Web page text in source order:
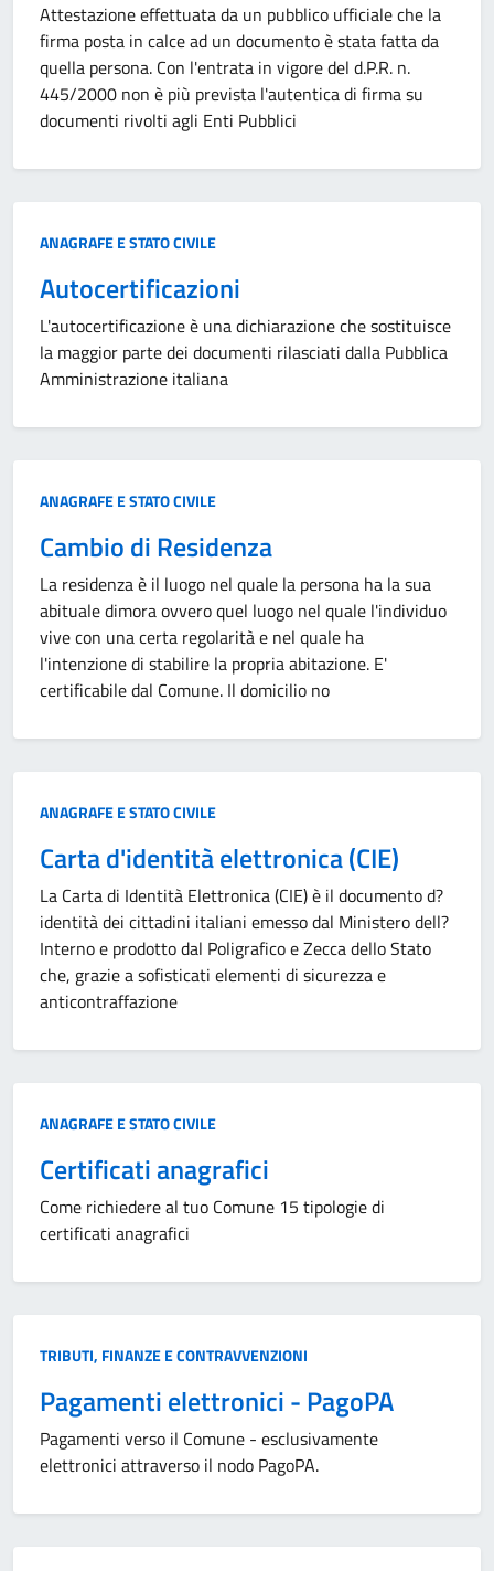
Attestazione effettuata da un pubblico ufficiale che la
firma posta in calce ad un documento è stata fatta da
quella persona. Con l'entrata in vigore del d.P.R. n.
445/2000 non è più prevista l'autentica di firma su
documenti rivolti agli Enti Pubblici
Categoria:
ANAGRAFE E STATO CIVILE
Autocertificazioni
L'autocertificazione è una dichiarazione che sostituisce
la maggior parte dei documenti rilasciati dalla Pubblica
Amministrazione italiana
Categoria:
ANAGRAFE E STATO CIVILE
Cambio di Residenza
La residenza è il luogo nel quale la persona ha la sua
abituale dimora ovvero quel luogo nel quale l'individuo
vive con una certa regolarità e nel quale ha
l'intenzione di stabilire la propria abitazione. E'
certificabile dal Comune. Il domicilio no
Categoria:
ANAGRAFE E STATO CIVILE
Carta d'identità elettronica (CIE)
La Carta di Identità Elettronica (CIE) è il documento d?
identità dei cittadini italiani emesso dal Ministero dell?
Interno e prodotto dal Poligrafico e Zecca dello Stato
che, grazie a sofisticati elementi di sicurezza e
anticontraffazione
Categoria:
ANAGRAFE E STATO CIVILE
Certificati anagrafici
Come richiedere al tuo Comune 15 tipologie di
certificati anagrafici
Categoria:
TRIBUTI, FINANZE E CONTRAVVENZIONI
Pagamenti elettronici - PagoPA
Pagamenti verso il Comune - esclusivamente
elettronici attraverso il nodo PagoPA.